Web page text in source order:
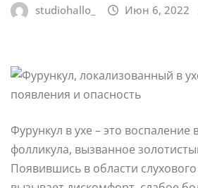
studiohallo_ Июн 6, 2022
Фурункул в ухе – это воспаление
фолликула, вызванное
Появившись в области